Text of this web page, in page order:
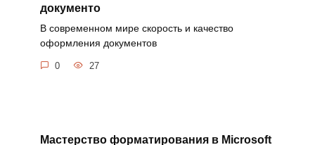
документо
В современном мире скорость и качество
оформления документов
0 27
Мастерство форматирования в Microsoft